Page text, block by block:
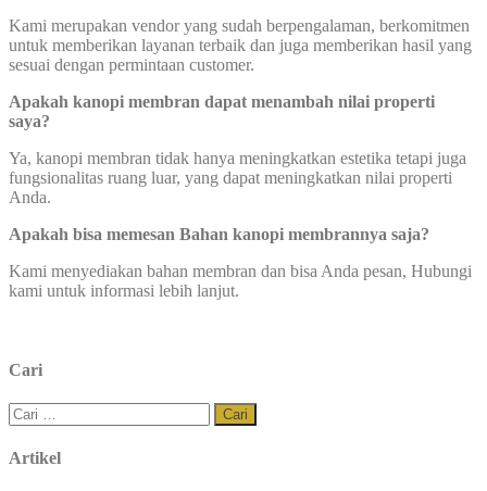
Kami merupakan vendor yang sudah berpengalaman, berkomitmen
untuk memberikan layanan terbaik dan juga memberikan hasil yang
sesuai dengan permintaan customer.
Apakah kanopi membran dapat menambah nilai properti
saya?
Ya, kanopi membran tidak hanya meningkatkan estetika tetapi juga
fungsionalitas ruang luar, yang dapat meningkatkan nilai properti
Anda.
Apakah bisa memesan Bahan kanopi membrannya saja?
Kami menyediakan bahan membran dan bisa Anda pesan, Hubungi
kami untuk informasi lebih lanjut.
Cari
Cari
untuk:
Artikel